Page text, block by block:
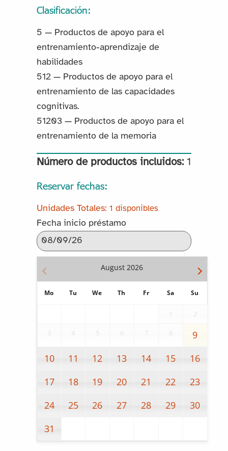
Clasificación:
5 — Productos de apoyo para el
entrenamiento-aprendizaje de
habilidades
512 — Productos de apoyo para el
entrenamiento de las capacidades
cognitivas.
51203 — Productos de apoyo para el
entrenamiento de la memoria
Número de productos incluidos:1
Reservar fechas:
1 disponibles
Fecha inicio préstamo
August 2026
Mo Tu We Th Fr Sa Su
2
3 4 5 6 7 8
9
10
11 12 13 14 15
16
17
18 19 20 21 22
23
24
25 26 27 28 29
30
31